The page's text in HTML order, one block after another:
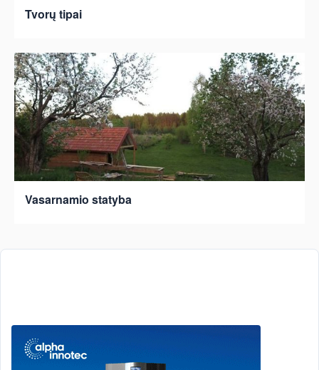
Tvorų tipai
Vasarnamio statyba